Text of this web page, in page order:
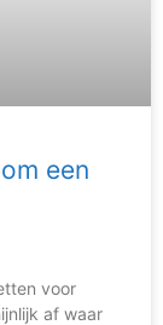
een
voor
af waar